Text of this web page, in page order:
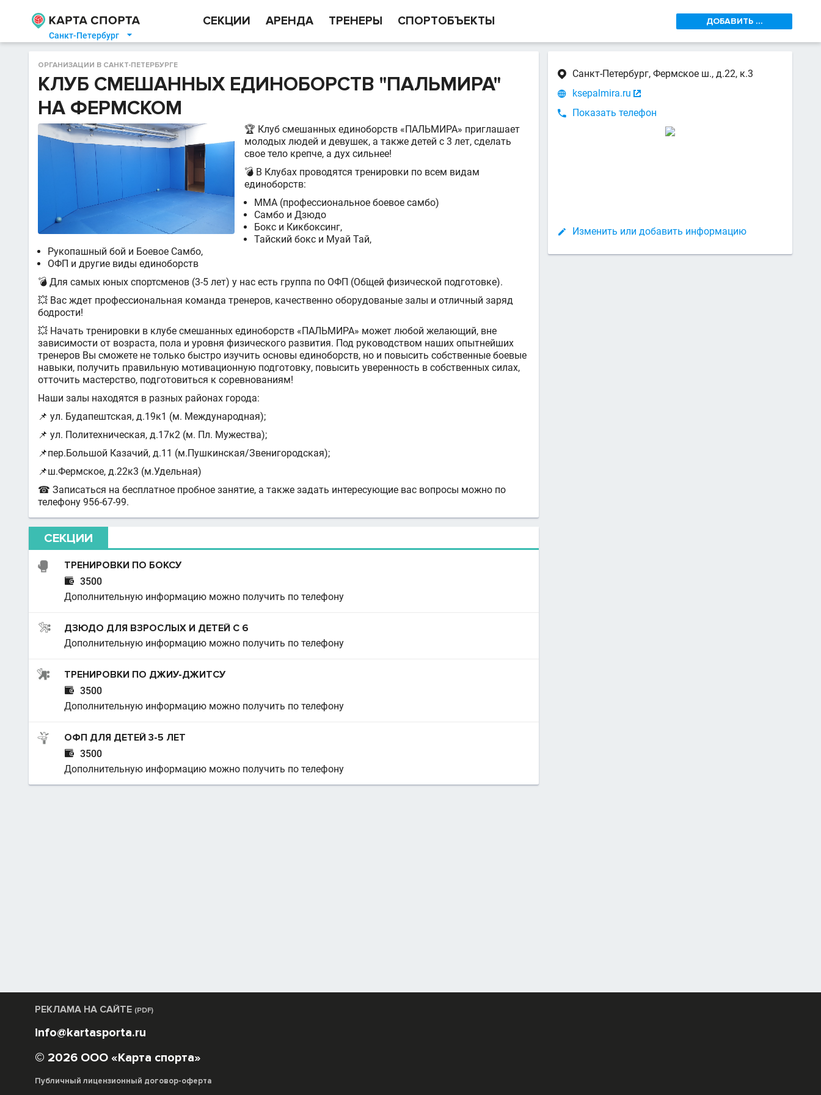
Санкт-Петербург 
СЕКЦИИ АРЕНДА ТРЕНЕРЫ СПОРТОБЪЕКТЫ ДОБАВИТЬ ...
ОРГАНИЗАЦИИ В САНКТ-ПЕТЕРБУРГЕ
КЛУБ СМЕШАННЫХ ЕДИНОБОРСТВ "ПАЛЬМИРА"
НА ФЕРМСКОМ
🏆 Клуб смешанных единоборств «ПАЛЬМИРА» приглашает
молодых людей и девушек, а также детей с 3 лет, сделать
свое тело крепче, а дух сильнее!
💣 В Клубах проводятся тренировки по всем видам
единоборств:
ММА (профессиональное боевое самбо)
Самбо и Дзюдо
Бокс и Кикбоксинг,
Тайский бокс и Муай Тай,
Рукопашный бой и Боевое Самбо,
ОФП и другие виды единоборств
💣 Для самых юных спортсменов (3-5 лет) у нас есть группа по ОФП (Общей физической подготовке).
💥 Вас ждет профессиональная команда тренеров, качественно оборудованые залы и отличный заряд
бодрости!
💥 Начать тренировки в клубе смешанных единоборств «ПАЛЬМИРА» может любой желающий, вне
зависимости от возраста, пола и уровня физического развития. Под руководством наших опытнейших
тренеров Вы сможете не только быстро изучить основы единоборств, но и повысить собственные боевые
навыки, получить правильную мотивационную подготовку, повысить уверенность в собственных силах,
отточить мастерство, подготовиться к соревнованиям!
Наши залы находятся в разных районах города:
📌 ул. Будапештская, д.19к1 (м. Международная);
📌 ул. Политехническая, д.17к2 (м. Пл. Мужества);
📌пер.Большой Казачий, д.11 (м.Пушкинская/Звенигородская);
📌ш.Фермское, д.22к3 (м.Удельная)
☎ Записаться на бесплатное пробное занятие, а также задать интересующие вас вопросы можно по
телефону 956-67-99.
СЕКЦИИ
ТРЕНИРОВКИ ПО БОКСУ

3500
Дополнительную информацию можно получить по телефону
ДЗЮДО ДЛЯ ВЗРОСЛЫХ И ДЕТЕЙ С 6
Дополнительную информацию можно получить по телефону
ТРЕНИРОВКИ ПО ДЖИУ-ДЖИТСУ

3500
Дополнительную информацию можно получить по телефону
ОФП ДЛЯ ДЕТЕЙ 3-5 ЛЕТ

3500
Дополнительную информацию можно получить по телефону
 Санкт-Петербург, Фермское ш., д.22, к.3
 ksepalmira.ru 

Показать телефон
 Изменить или добавить информацию
РЕКЛАМА НА САЙТЕ (PDF)
info@kartasporta.ru
© 2026 ООО «Карта спорта»
Публичный лицензионный договор-оферта